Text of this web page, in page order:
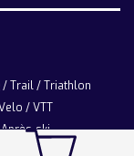
/ Trail / Triathlon
/ VTT
Après-ski
Fashion